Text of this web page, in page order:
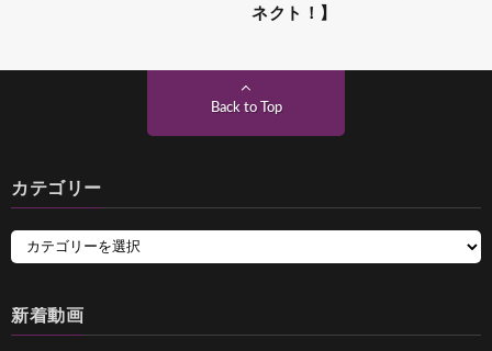
ネクト！】
Back to Top
カテゴリー
新着動画